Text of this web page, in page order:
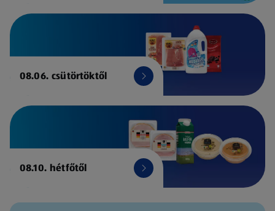
08.06. csütörtöktől
08.10. hétfőtől